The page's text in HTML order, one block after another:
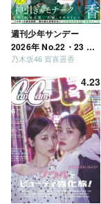
週刊少年サンデー
2026年 No.22・23 合
併号
乃木坂46 賀喜遥香
4.23